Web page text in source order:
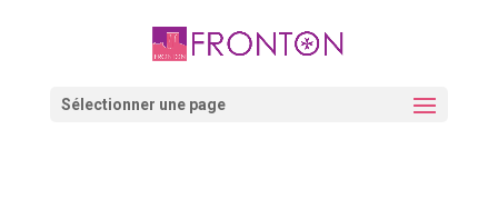
Sélectionner une page